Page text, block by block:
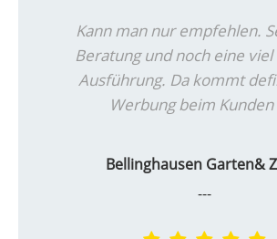
Kann man nur empfehlen.
Beratung und noch eine
Ausführung. Da kommt
Werbung beim Kunden
Bellinghausen Garten&
---